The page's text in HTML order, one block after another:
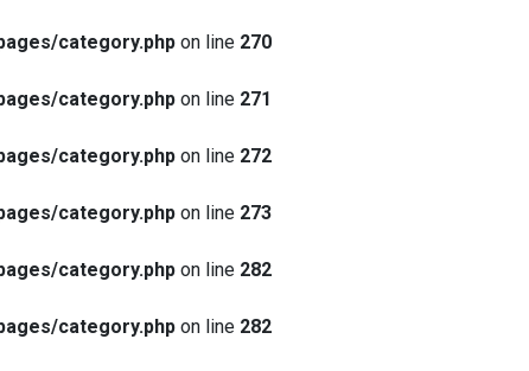
category.php on line 270
category.php on line 271
category.php on line 272
category.php on line 273
category.php on line 282
category.php on line 282